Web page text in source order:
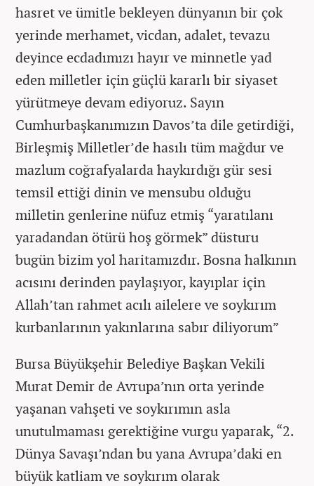
hasret ve ümitle bekleyen dünyanın bir çok
yerinde merhamet, vicdan, adalet, tevazu
deyince ecdadımızı hayır ve minnetle yad
eden milletler için güçlü kararlı bir siyaset
yürütmeye devam ediyoruz. Sayın
Cumhurbaşkanımızın Davos’ta dile getirdiği,
Birleşmiş Milletler’de hasılı tüm mağdur ve
mazlum coğrafyalarda haykırdığı gür sesi
temsil ettiği dinin ve mensubu olduğu
milletin genlerine nüfuz etmiş “yaratılanı
yaradandan ötürü hoş görmek” düsturu
bugün bizim yol haritamızdır. Bosna halkının
acısını derinden paylaşıyor, kayıplar için
Allah’tan rahmet acılı ailelere ve soykırım
kurbanlarının yakınlarına sabır diliyorum”
Bursa Büyükşehir Belediye Başkan Vekili
Murat Demir de Avrupa’nın orta yerinde
yaşanan vahşeti ve soykırımın asla
unutulmaması gerektiğine vurgu yaparak, “2.
Dünya Savaşı’ndan bu yana Avrupa’daki en
büyük katliam ve soykırım olarak